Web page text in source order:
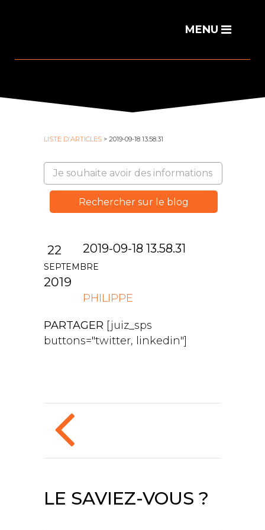
LISTE D'ARTICLES > 2019-09-18 13.58.31
22
SEPTEMBRE
2019
2019-09-18 13.58.31
PHILIPPE
PARTAGER [juiz_sps
buttons="twitter, linkedin"]
LE SAVIEZ-VOUS ?